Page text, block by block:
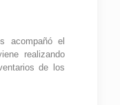
acompañó el
realizando
de los